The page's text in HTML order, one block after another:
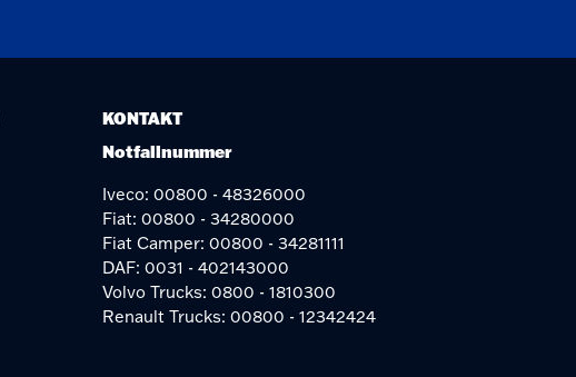
KONTAKT
Notfallnummer
Iveco: 00800 - 48326000
Fiat: 00800 - 34280000
Fiat Camper: 00800 - 34281111
DAF: 0031 - 402143000
Volvo Trucks: 0800 - 1810300
Renault Trucks: 00800 - 12342424